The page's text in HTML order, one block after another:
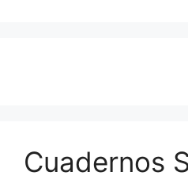
Cuadernos